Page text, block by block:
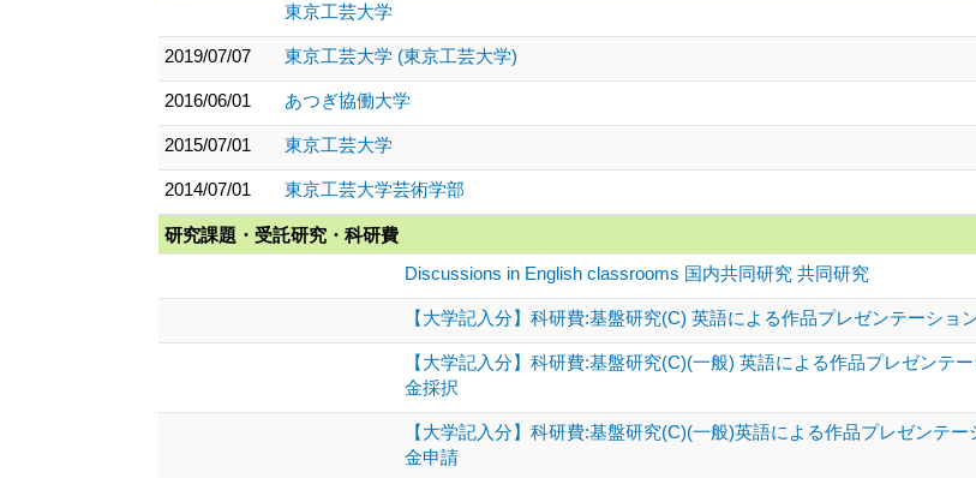
東京工芸大学
2019/07/07 東京工芸大学 (東京工芸大学)
2016/06/01 あつぎ協働大学
2015/07/01 東京工芸大学
2014/07/01 東京工芸大学芸術学部
研究課題・受託研究・科研費
Discussions in English classrooms 国内共同研究 共同研究
【大学記入分】科研費:基盤研究(C) 英語による作品プレゼンテーシ
【大学記入分】科研費:基盤研究(C)(一般) 英語による作品プレゼンテ
金採択
【大学記入分】科研費:基盤研究(C)(一般)英語による作品プレゼンテ
金申請